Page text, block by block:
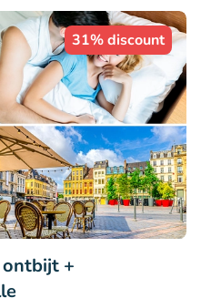
31% discount
+